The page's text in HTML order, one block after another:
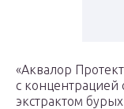
«Аквалор
с концентрацией
экстрактом